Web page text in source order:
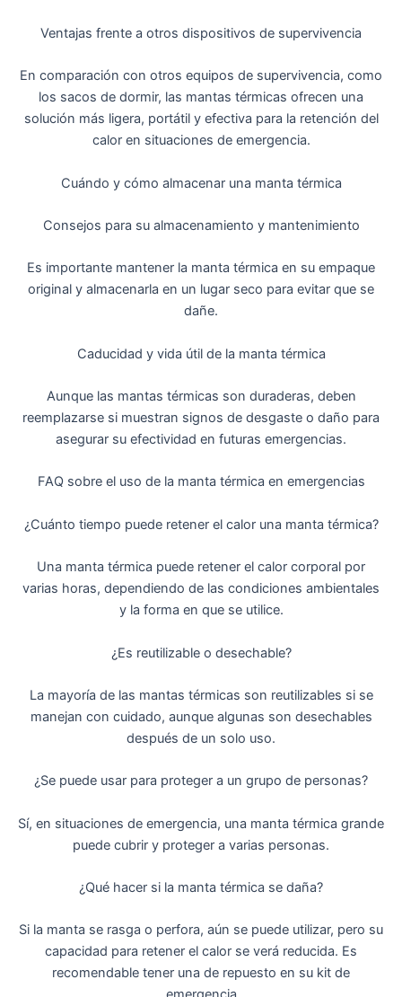
Ventajas frente a otros dispositivos de supervivencia
En comparación con otros equipos de supervivencia, como
los sacos de dormir, las mantas térmicas ofrecen una
solución más ligera, portátil y efectiva para la retención del
calor en situaciones de emergencia.
Cuándo y cómo almacenar una manta térmica
Consejos para su almacenamiento y mantenimiento
Es importante mantener la manta térmica en su empaque
original y almacenarla en un lugar seco para evitar que se
dañe.
Caducidad y vida útil de la manta térmica
Aunque las mantas térmicas son duraderas, deben
reemplazarse si muestran signos de desgaste o daño para
asegurar su efectividad en futuras emergencias.
FAQ sobre el uso de la manta térmica en emergencias
¿Cuánto tiempo puede retener el calor una manta térmica?
Una manta térmica puede retener el calor corporal por
varias horas, dependiendo de las condiciones ambientales
y la forma en que se utilice.
¿Es reutilizable o desechable?
La mayoría de las mantas térmicas son reutilizables si se
manejan con cuidado, aunque algunas son desechables
después de un solo uso.
¿Se puede usar para proteger a un grupo de personas?
Sí, en situaciones de emergencia, una manta térmica grande
puede cubrir y proteger a varias personas.
¿Qué hacer si la manta térmica se daña?
Si la manta se rasga o perfora, aún se puede utilizar, pero su
capacidad para retener el calor se verá reducida. Es
recomendable tener una de repuesto en su kit de